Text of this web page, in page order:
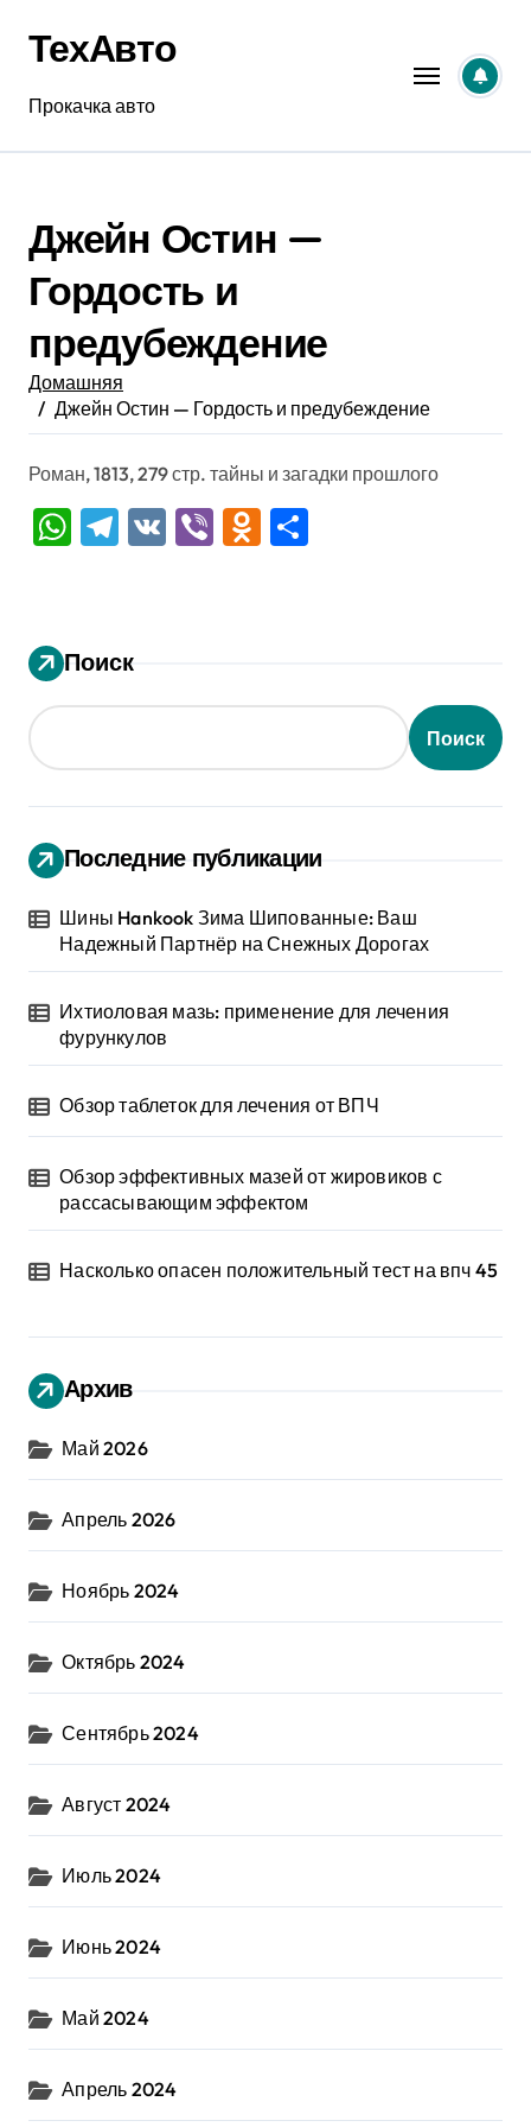
содержанию
ТехАвто
Прокачка авто
Джейн Остин —
Гордость и
предубеждение
Домашняя
Джейн Остин — Гордость и предубеждение
Роман, 1813, 279 стр. тайны и загадки прошлого
WhatsApp
Telegram
VK ViberOdnoklassniki
Поиск
Поиск
Последние публикации
Шины Hankook Зима Шипованные: Ваш
Надежный Партнёр на Снежных Дорогах
Ихтиоловая мазь: применение для лечения
фурункулов
Обзор таблеток для лечения от ВПЧ
Обзор эффективных мазей от жировиков с
рассасывающим эффектом
Насколько опасен положительный тест на впч 45
Архив
Май 2026
Апрель 2026
Ноябрь 2024
Октябрь 2024
Сентябрь 2024
Август 2024
Июль 2024
Июнь 2024
Май 2024
Апрель 2024